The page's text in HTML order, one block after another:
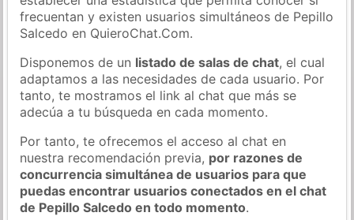
frecuentan y existen usuarios simultáneos de Pepillo
Salcedo en QuieroChat.Com.
Disponemos de un listado de salas de chat, el cual
adaptamos a las necesidades de cada usuario. Por
tanto, te mostramos el link al chat que más se
adecúa a tu búsqueda en cada momento.
Por tanto, te ofrecemos el acceso al chat en
nuestra recomendación previa, por razones de
concurrencia simultánea de usuarios para que
puedas encontrar usuarios conectados en el chat
de Pepillo Salcedo en todo momento.